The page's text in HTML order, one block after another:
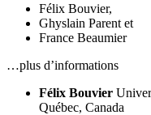
Félix Bouvier,
Ghyslain Parent et
France Beaumier
…plus d’informations
Félix Bouvier
Québec, Canada